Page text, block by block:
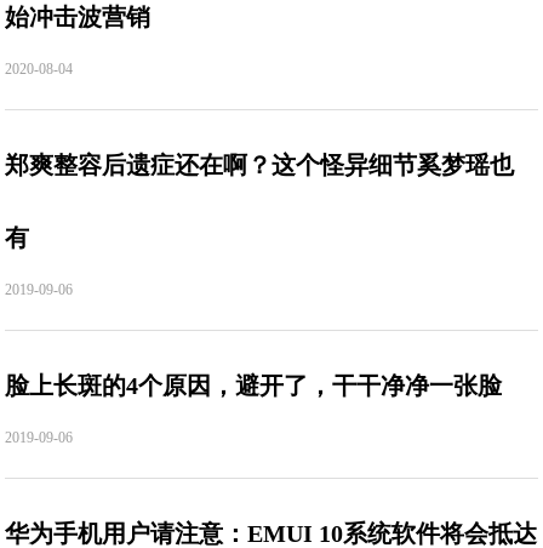
始冲击波营销
2020-08-04
郑爽整容后遗症还在啊？这个怪异细节奚梦瑶也
有
2019-09-06
脸上长斑的4个原因，避开了，干干净净一张脸
2019-09-06
华为手机用户请注意：EMUI 10系统软件将会抵达